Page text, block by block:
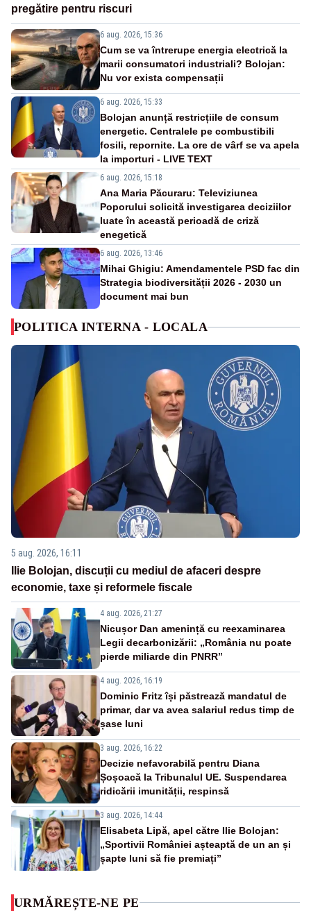
pregătire pentru riscuri
6 aug. 2026, 15:36
Cum se va întrerupe energia electrică la
marii consumatori industriali? Bolojan:
Nu vor exista compensații
6 aug. 2026, 15:33
Bolojan anunță restricțiile de consum
energetic. Centralele pe combustibili
fosili, repornite. La ore de vârf se va apela
la importuri - LIVE TEXT
6 aug. 2026, 15:18
Ana Maria Păcuraru: Televiziunea
Poporului solicită investigarea deciziilor
luate în această perioadă de criză
enegetică
6 aug. 2026, 13:46
Mihai Ghigiu: Amendamentele PSD fac din
Strategia biodiversității 2026 - 2030 un
document mai bun
POLITICA INTERNA - LOCALA
5 aug. 2026, 16:11
Ilie Bolojan, discuții cu mediul de afaceri despre
economie, taxe și reformele fiscale
4 aug. 2026, 21:27
Nicușor Dan amenință cu reexaminarea
Legii decarbonizării: „România nu poate
pierde miliarde din PNRR”
4 aug. 2026, 16:19
Dominic Fritz își păstrează mandatul de
primar, dar va avea salariul redus timp de
șase luni
3 aug. 2026, 16:22
Decizie nefavorabilă pentru Diana
Șoșoacă la Tribunalul UE. Suspendarea
ridicării imunității, respinsă
3 aug. 2026, 14:44
Elisabeta Lipă, apel către Ilie Bolojan:
„Sportivii României așteaptă de un an și
șapte luni să fie premiați”
URMĂREȘTE-NE PE